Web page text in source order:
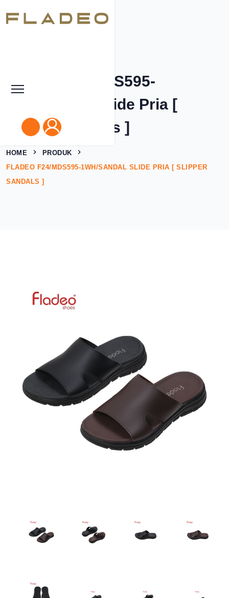
Fladeo F24/MDS595-
1WH/Sandal Slide Pria [
Slipper Sandals ]
HOME
PRODUK
FLADEO F24/MDS595-1WH/SANDAL SLIDE PRIA [ SLIPPER
SANDALS ]
ANGLED VIEW ANGLED VIEW ANGLED VIEW ANGLED
ANGLED VIEW ANGLED VIEW ANGLED VIEW ANGLED